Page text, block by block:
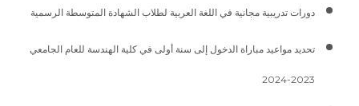
دورات تدريبية مجانية في اللغة العربية لطلاب الشهادة المتوسطة الرسمية
تحديد مواعيد مباراة الدخول إلى سنة أولى في كلية الهندسة للعام الجامعي
2023-2024